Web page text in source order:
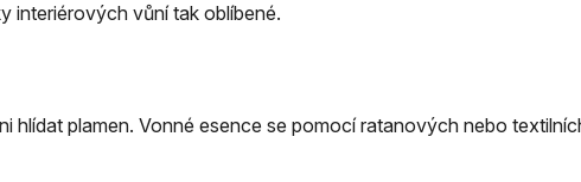
interiérových vůní tak oblíbené.
hlídat plamen. Vonné esence se pomocí ratanových nebo